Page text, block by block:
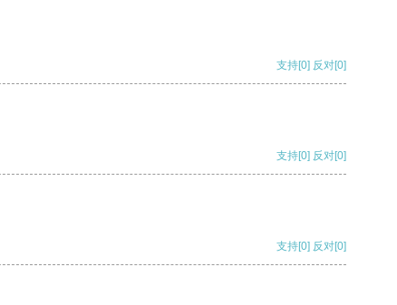
支持[0] 反对[0]
支持[0] 反对[0]
支持[0] 反对[0]